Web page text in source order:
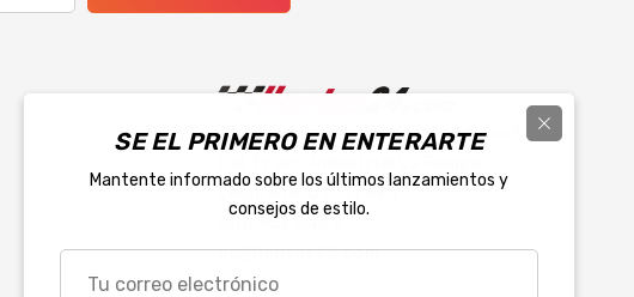
Av. Oleoducto # 205 Modulo 1 Nave 1
800 953 8482
ac@llantas24.com
SE EL PRIMERO EN ENTERARTE
Mantente informado sobre los últimos lanzamientos y
consejos de estilo.